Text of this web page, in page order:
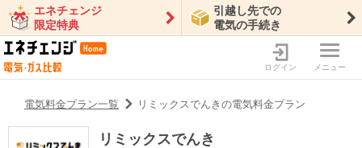
エネチェンジ
限定特典
引越し先での
電気の手続き
ログイン メニュー
電気料金プラン一覧 リミックスでんきの電気料金プラン
リミックスでんき